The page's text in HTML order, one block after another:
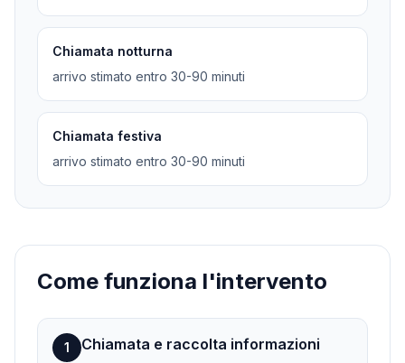
Chiamata notturna
arrivo stimato entro 30-90 minuti
Chiamata festiva
arrivo stimato entro 30-90 minuti
Come funziona l'intervento
1 Chiamata e raccolta informazioni